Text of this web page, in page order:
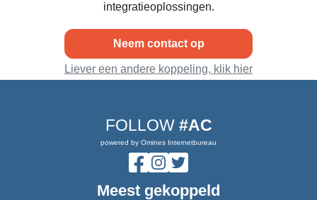
integratieoplossingen.
Neem contact op
Liever een andere koppeling, klik hier
FOLLOW #AC
powered by Omines Internetbureau
Meest gekoppeld